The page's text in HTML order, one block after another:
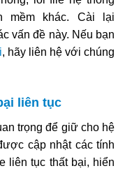
mềm khác. Cài lại
vấn đề này. Nếu bạn
, hãy liên hệ với chúng
liên tục
trọng để giữ cho hệ
cập nhật các tính
liên tục thất bại, hiển